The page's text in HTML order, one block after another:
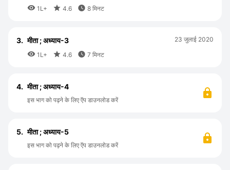
 1L+  4.6  8 मिनट
3. मीता ; अध्याय-3
 1L+  4.6  7 मिनट
23 जुलाई 2020
4. मीता ; अध्याय-4
इस भाग को पढ़ने के लिए ऍप डाउनलोड करें
5. मीता ; अध्याय-5
इस भाग को पढ़ने के लिए ऍप डाउनलोड करें